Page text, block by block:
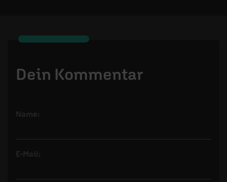
Dein Kommentar
Name:
E-Mail: